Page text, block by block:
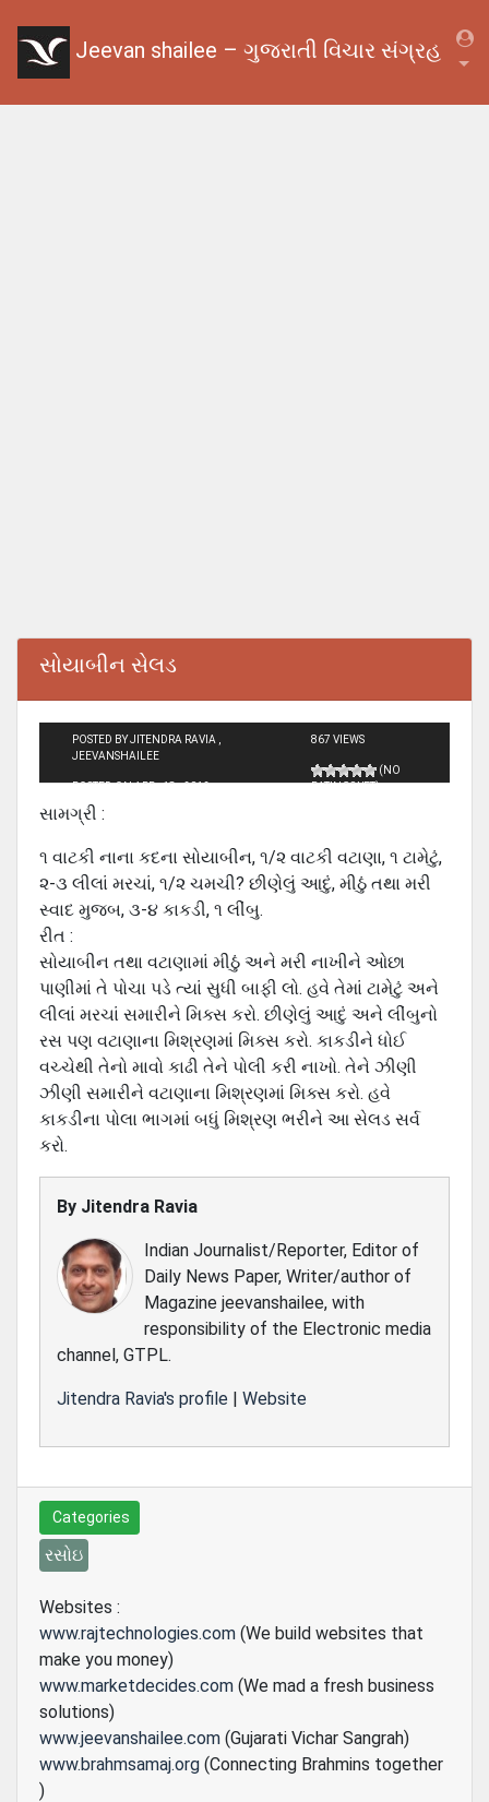
Jeevan shailee – ગુજરાતી વિચાર સંગ્રહ
સોયાબીન સેલડ
POSTED BY JITENDRA RAVIA ,
JEEVANSHAILEE
POSTED ON APR - 18 - 2012
867 VIEWS
(NO
RATINGS YET)
સામગ્રી :
૧ વાટકી નાના કદના સોયાબીન, ૧/૨ વાટકી વટાણા, ૧ ટામેટું,
૨-૩ લીલાં મરચાં, ૧/૨ ચમચી? છીણેલું આદું, મીઠું તથા મરી
સ્‍વાદ મુજબ, ૩-૪ કાકડી, ૧ લીંબુ.
રીત :
સોયાબીન તથા વટાણામાં મીઠું અને મરી નાખીને ઓછા
પાણીમાં તે પોચા પડે ત્‍યાં સુધી બાફી લો. હવે તેમાં ટામેટું અને
લીલાં મરચાં સમારીને મિક્સ કરો. છીણેલું આદું અને લીંબુનો
રસ પણ વટાણાના મિશ્રણમાં મિક્સ કરો. કાકડીને ધોઈ
વચ્‍ચેથી તેનો માવો કાઢી તેને પોલી કરી નાખો. તેને ઝીણી
ઝીણી સમારીને વટાણાના મિશ્રણમાં મિક્સ કરો. હવે
કાકડીના પોલા ભાગમાં બધું મિશ્રણ ભરીને આ સેલડ સર્વ
કરો.
By Jitendra Ravia
Indian Journalist/Reporter, Editor of
Daily News Paper, Writer/author of
Magazine jeevanshailee, with
responsibility of the Electronic media
channel, GTPL.
Jitendra Ravia's profile | Website
Categories
રસોઇ
Websites :
www.rajtechnologies.com (We build websites that
make you money)
www.marketdecides.com (We mad a fresh business
solutions)
www.jeevanshailee.com (Gujarati Vichar Sangrah)
www.brahmsamaj.org (Connecting Brahmins together
)